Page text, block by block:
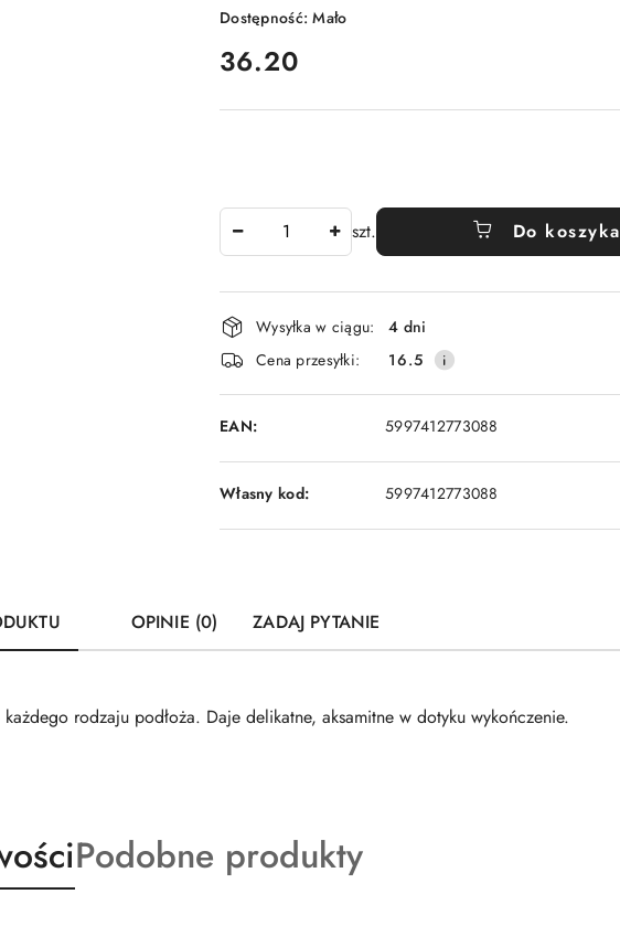
Dostępność:Mało
cena:
36.20
szt. Do koszyka
Dostępność
i
dostawa
Wysyłka w ciągu:
4 dni
Cena przesyłki:
16.5
EAN: 5997412773088
Własny kod: 5997412773088
OPINIE (0) ZADAJ PYTANIE
rodzaju podłoża. Daje delikatne, aksamitne w dotyku wykończenie.
Produkty
o
Podobne produkty